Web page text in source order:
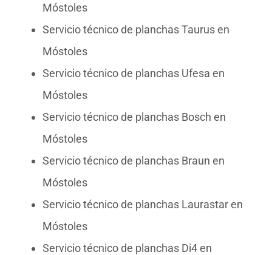
Móstoles
Servicio técnico de planchas Taurus en
Móstoles
Servicio técnico de planchas Ufesa en
Móstoles
Servicio técnico de planchas Bosch en
Móstoles
Servicio técnico de planchas Braun en
Móstoles
Servicio técnico de planchas Laurastar en
Móstoles
Servicio técnico de planchas Di4 en